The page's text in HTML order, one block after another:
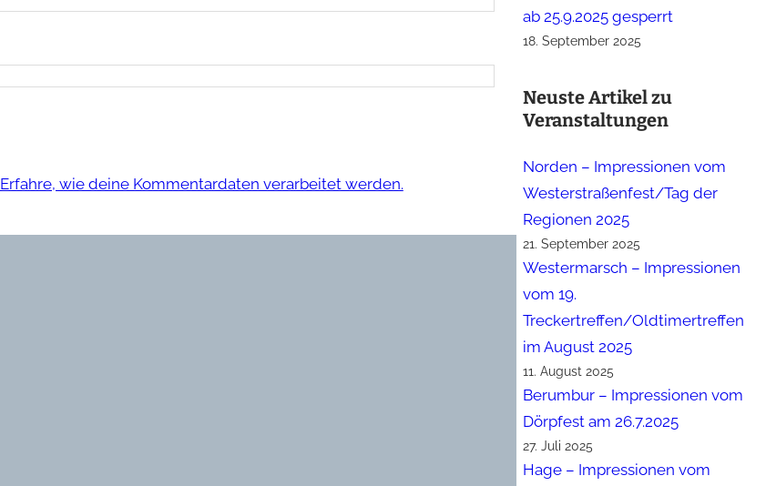
Erfahre, wie deine Kommentardaten verarbeitet werden.
ab 25.9.2025 gesperrt
18. September 2025
Neuste Artikel zu
Veranstaltungen
Norden – Impressionen vom
Westerstraßenfest/Tag der
Regionen 2025
21. September 2025
Westermarsch – Impressionen
vom 19.
Treckertreffen/Oldtimertreffen
im August 2025
11. August 2025
Berumbur – Impressionen vom
Dörpfest am 26.7.2025
27. Juli 2025
Hage – Impressionen vom